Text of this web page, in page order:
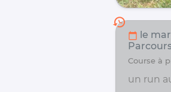
history
calendar_today le
course à
un run